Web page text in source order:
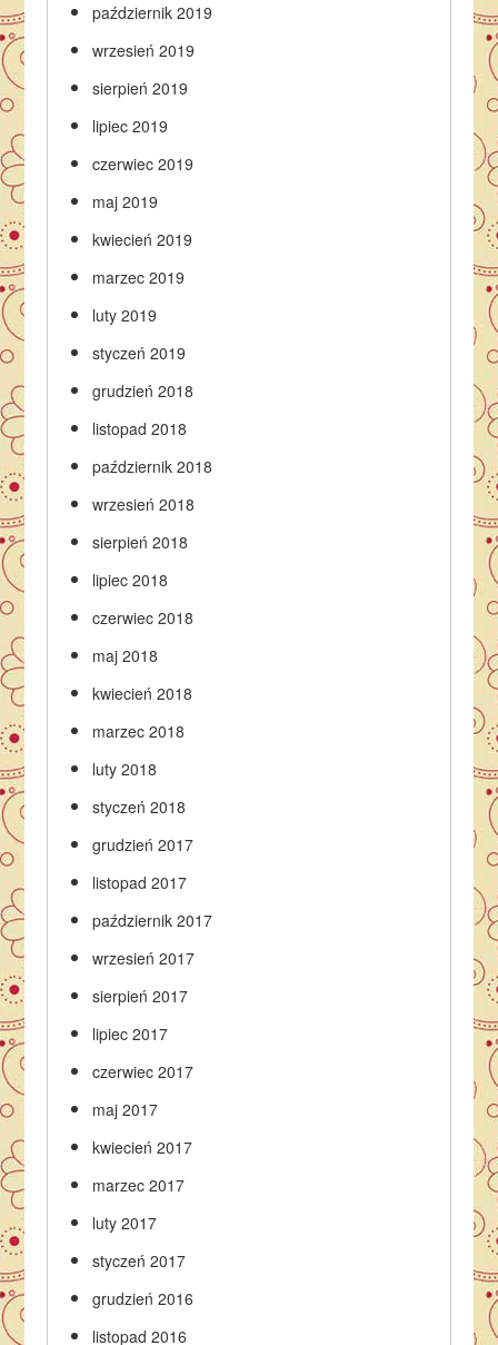
październik 2019
wrzesień 2019
sierpień 2019
lipiec 2019
czerwiec 2019
maj 2019
kwiecień 2019
marzec 2019
luty 2019
styczeń 2019
grudzień 2018
listopad 2018
październik 2018
wrzesień 2018
sierpień 2018
lipiec 2018
czerwiec 2018
maj 2018
kwiecień 2018
marzec 2018
luty 2018
styczeń 2018
grudzień 2017
listopad 2017
październik 2017
wrzesień 2017
sierpień 2017
lipiec 2017
czerwiec 2017
maj 2017
kwiecień 2017
marzec 2017
luty 2017
styczeń 2017
grudzień 2016
listopad 2016